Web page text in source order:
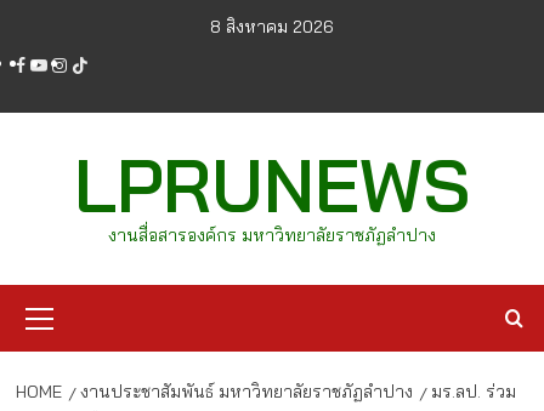
content
8 สิงหาคม 2026
facebook
youtube
instagram
tiktok
LPRUNEWS
งานสื่อสารองค์กร มหาวิทยาลัยราชภัฏลำปาง
Menu
HOME งานประชาสัมพันธ์ มหาวิทยาลัยราชภัฏลำปาง
มร.ลป. ร่วม